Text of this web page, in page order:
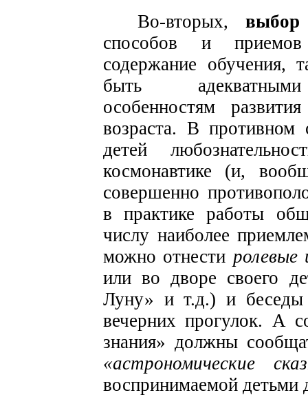
Во-вторых, выбор
способов и
содержание обучения,
быть адекватными
особенностям
возраста. В противном
детей
космонавтике (и,
совершенно
в практике работы
числу наиболее
можно отнести ролевые
или во дворе своего
Луну» и т.д.) и
вечерних прогулок. А
знания» должны
«астрономические
воспринимаемой детьми